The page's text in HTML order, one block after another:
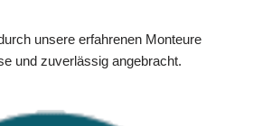
unsere erfahrenen Monteure
und zuverlässig angebracht.